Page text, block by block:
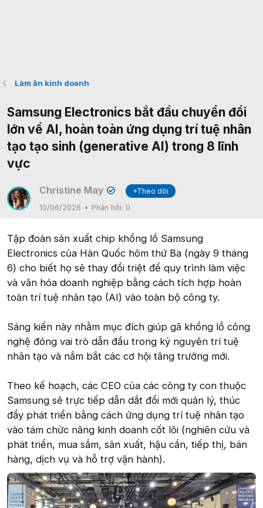
Làm ăn kinh doanh
Samsung Electronics bắt đầu chuyển đổi
lớn về AI, hoàn toàn ứng dụng trí tuệ nhân
tạo tạo sinh (generative AI) trong 8 lĩnh
vực
Christine May ✔
+Theo dõi
10/06/2026
Phản hồi: 0
Tập đoàn sản xuất chip khổng lồ Samsung
Electronics của Hàn Quốc hôm thứ Ba (ngày 9 tháng
6) cho biết họ sẽ thay đổi triệt để quy trình làm việc
và văn hóa doanh nghiệp bằng cách tích hợp hoàn
toàn trí tuệ nhân tạo (AI) vào toàn bộ công ty.
Sáng kiến này nhằm mục đích giúp gã khổng lồ công
nghệ đóng vai trò dẫn đầu trong kỷ nguyên trí tuệ
nhân tạo và nắm bắt các cơ hội tăng trưởng mới.
Theo kế hoạch, các CEO của các công ty con thuộc
Samsung sẽ trực tiếp dẫn dắt đổi mới quản lý, thúc
đẩy phát triển bằng cách ứng dụng trí tuệ nhân tạo
vào tám chức năng kinh doanh cốt lõi (nghiên cứu và
phát triển, mua sắm, sản xuất, hậu cần, tiếp thị, bán
hàng, dịch vụ và hỗ trợ vận hành).